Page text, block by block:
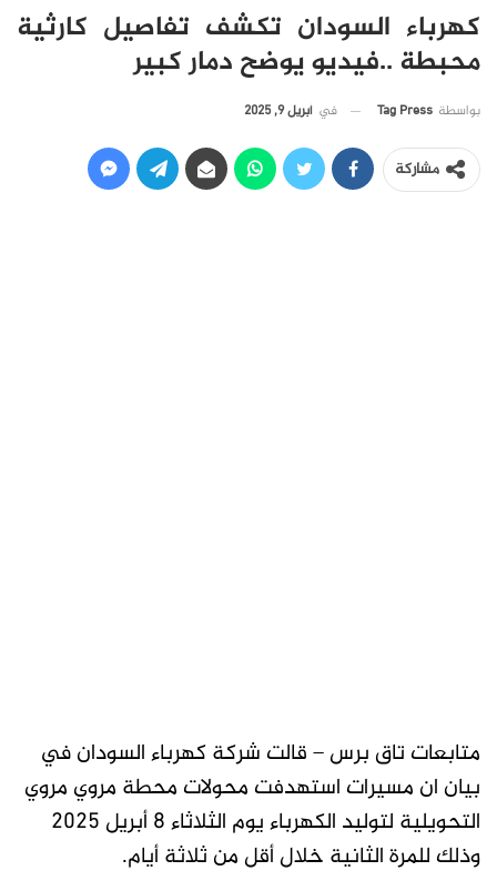
كهرباء السودان تكشف تفاصيل كارثية
محبطة ..فيديو يوضح دمار كبير
بواسطة Tag Press في أبريل 9, 2025
مشاركة
متابعات تاق برس – قالت شركة كهرباء السودان في
بيان ان مسيرات استهدفت محولات محطة مروي مروي
التحويلية لتوليد الكهرباء يوم الثلاثاء 8 أبريل 2025
وذلك للمرة الثانية خلال أقل من ثلاثة أيام.